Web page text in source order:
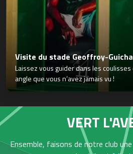
Visite du stade Geoffroy-
Laissez vous guider dans les coulisses
angle que vous n’avez jamais vu !
VERT
Ensemble, faisons de notre club